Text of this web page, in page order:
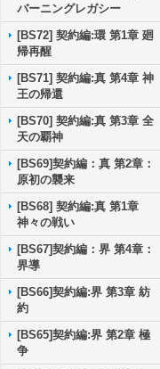
バーニングレガシー
[BS72] 契約編:環 第1章 廻
帰再醒
[BS71] 契約編:真 第4章 神
王の帰還
[BS70] 契約編:真 第3章 全
天の覇神
[BS69]契約編：真 第2章：
原初の襲来
[BS68] 契約編:真 第1章
神々の戦い
[BS67]契約編：界 第4章：
界導
[BS66]契約編:界 第3章 紡
約
[BS65]契約編:界 第2章 極
争